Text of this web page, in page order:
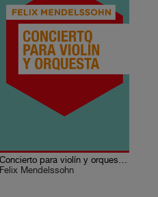
Concierto para violín y orquesta en mi menor
Felix Mendelssohn